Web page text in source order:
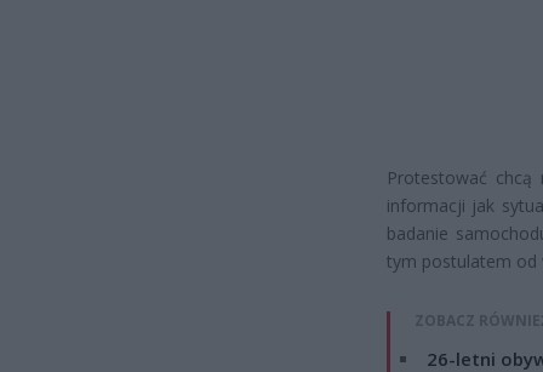
Protestować
informacji jak
badanie
tym postulatem od
ZOBACZ
26-letni